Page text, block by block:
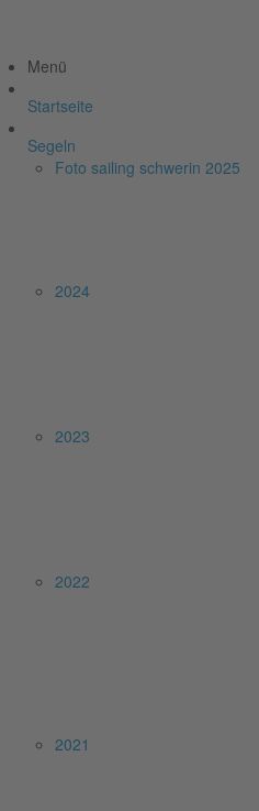
Menü
Startseite
Segeln
Foto sailing schwerin 2025
2024
2023
2022
2021